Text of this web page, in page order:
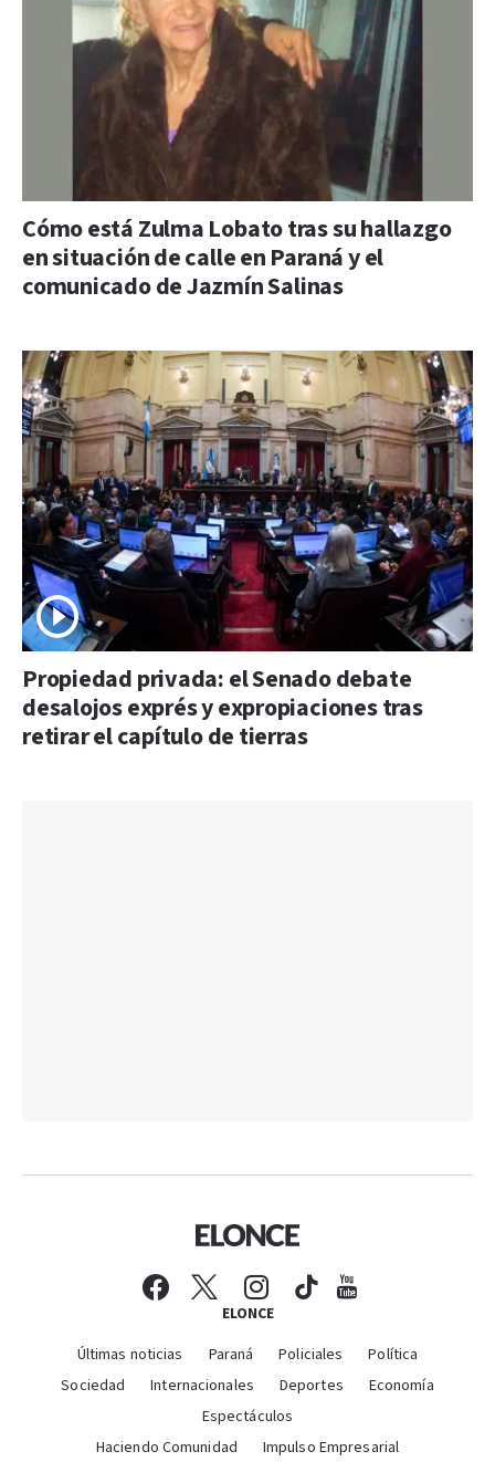
Cómo está Zulma Lobato tras su hallazgo
en situación de calle en Paraná y el
comunicado de Jazmín Salinas
Propiedad privada: el Senado debate
desalojos exprés y expropiaciones tras
retirar el capítulo de tierras
ELONCE
Últimas noticias Paraná Policiales
Política
Sociedad
Internacionales Deportes
Economía
Espectáculos
Haciendo Comunidad
Impulso Empresarial